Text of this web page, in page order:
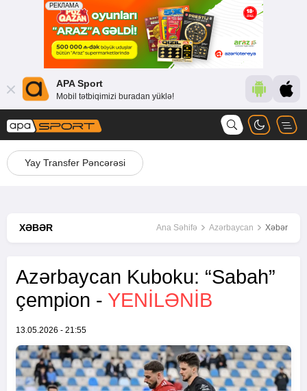
APA Sport
Mobil tətbiqimizi buradan yüklə!
Yay Transfer Pəncərəsi
XƏBƏR Ana Səhifə Azərbaycan Xəbər
Azərbaycan Kuboku: “Sabah”
çempion - YENİLƏNİB
13.05.2026 - 21:55